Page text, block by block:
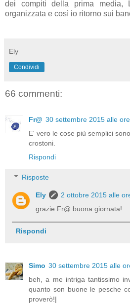
dei compiti della prima media,
organizzata e così io ritorno sui
Ely
Condividi
66 commenti:
Fr@ 30 settembre 2015 alle
E' vero le cose più semplici
crostoni.
Rispondi
Risposte
Ely
2 ottobre 2015 alle
grazie Fr@ buona giornata!
Rispondi
Simo 30 settembre 2015 alle
beh, a me intriga tantissimo
quanto son buone le pesche
proverò!|